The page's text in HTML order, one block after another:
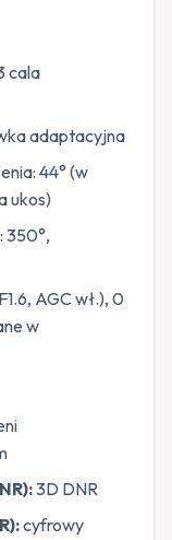
cala
adaptacyjna
44° (w
ukos)
350°,
AGC wł.), 0
w
3D DNR
cyfrowy